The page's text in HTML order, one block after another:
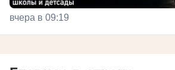
вчера в 09:19